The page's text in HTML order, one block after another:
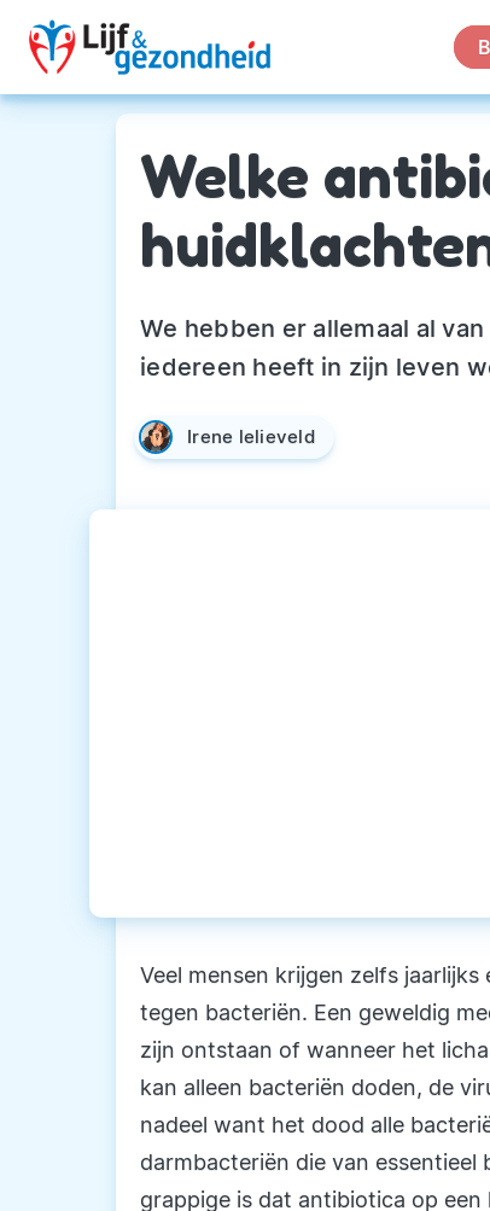
Welke
We hebben er allemaal al
iedereen heeft in zijn leven
Irene lelieveld
Veel mensen krijgen zelfs
tegen bacteriën. Een geweldig
zijn ontstaan of wanneer het
kan alleen bacteriën doden, de
nadeel want het dood alle
darmbacteriën die van essentieel
grappige is dat antibiotica op